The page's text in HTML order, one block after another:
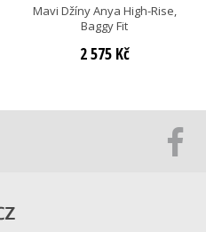
Mavi Džíny Anya High-Rise,
Baggy Fit
2 575 Kč